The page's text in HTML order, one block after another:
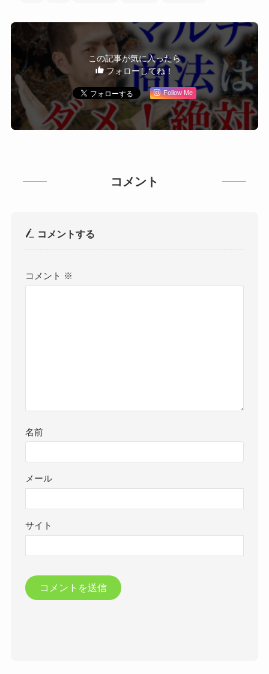
この記事が気に入ったら
フォローしてね！
Follow Me
コメント
コメントする
コメント ※
名前
メール
サイト